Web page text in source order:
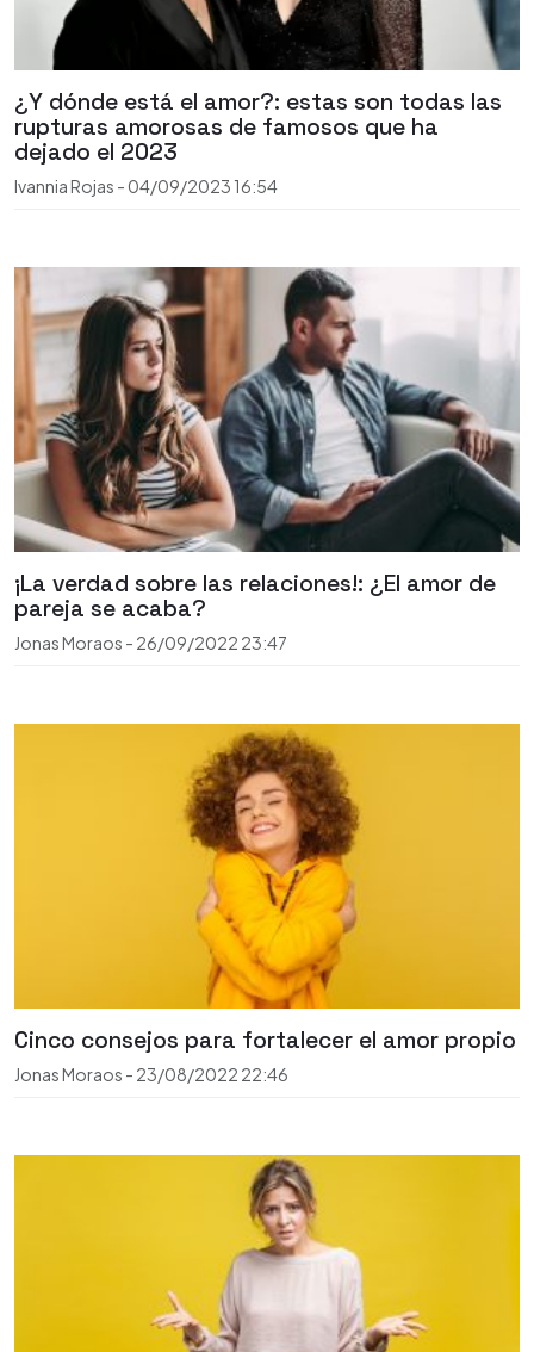
¿Y dónde está el amor?: estas son todas las
rupturas amorosas de famosos que ha
dejado el 2023
Ivannia Rojas - 04/09/2023 16:54
¡La verdad sobre las relaciones!: ¿El amor de
pareja se acaba?
Jonas Moraos - 26/09/2022 23:47
Cinco consejos para fortalecer el amor propio
Jonas Moraos - 23/08/2022 22:46